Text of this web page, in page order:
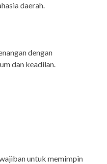
daerah.
dengan
dan keadilan.
untuk memimpin